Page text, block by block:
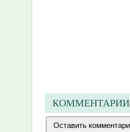
КОММЕНТАРИИ